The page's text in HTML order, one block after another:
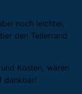
noch leichter,
den Tellerrand
Kosten, wären
dankbar!